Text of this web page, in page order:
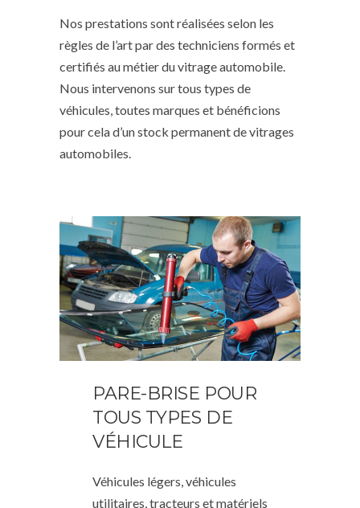
Nos prestations sont réalisées selon les
règles de l’art par des techniciens formés et
certifiés au métier du vitrage automobile.
Nous intervenons sur tous types de
véhicules, toutes marques et bénéficions
pour cela d’un stock permanent de vitrages
automobiles.
PARE-BRISE POUR
TOUS TYPES DE
VÉHICULE
Véhicules légers, véhicules
utilitaires, tracteurs et matériels